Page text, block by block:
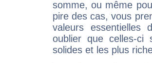
somme, ou même
pire des cas, vous
valeurs
oublier que celles-
solides et les plus